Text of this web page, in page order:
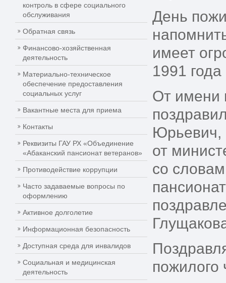
контроль в сфере социального
обслуживания
Обратная связь
Финансово-хозяйственная
деятельность
Материально-техническое
обеспечение предоставления
социальных услуг
Вакантные места для приема
Контакты
Реквизиты ГАУ РХ «Объединение
«Абаканский пансионат ветеранов»
Противодействие коррупции
Часто задаваемые вопросы по
оформлению
Активное долголетие
Информационная безопасность
Доступная среда для инвалидов
Социальная и медицинская
деятельность
День
имеет
1991
От имени
Юрьевич,
от
со
пожилого